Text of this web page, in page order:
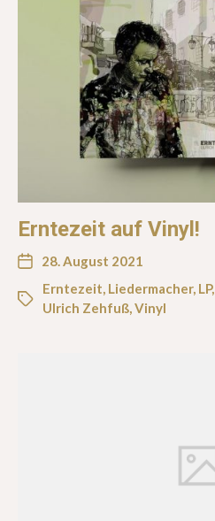
Erntezeit auf Vinyl!
28. August 2021
Erntezeit, Liedermacher, LP,
Ulrich Zehfuß,Vinyl